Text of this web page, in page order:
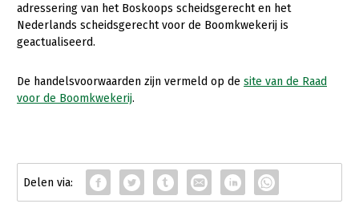
Paardenhouderij
Pluimveehouderij
Schapenhouderij
Varkenshouderij
Fruitteelt
Glastuinbouw
Paddenstoelen
Vollegrondsgroente
Nieuwsabonnement
Webinars
Over LTO
LTO Nederland
Bestuur en Directie
Medewerkers
Jaarverslag 2023
Vacatures
adressering van het Boskoops scheidsgerecht en het
Nederlands scheidsgerecht voor de Boomkwekerij is
geactualiseerd.
De handelsvoorwaarden zijn vermeld op de site van de Raad
voor de Boomkwekerij.